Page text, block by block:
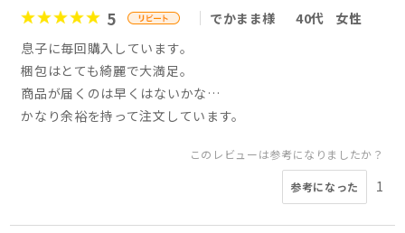
5 でかまま様 40代
女性
息子に毎回購入しています。
梱包はとても綺麗で大満足。
商品が届くのは早くはないかな…
かなり余裕を持って注文しています。
このレビューは参考になりましたか？
参考になった 1